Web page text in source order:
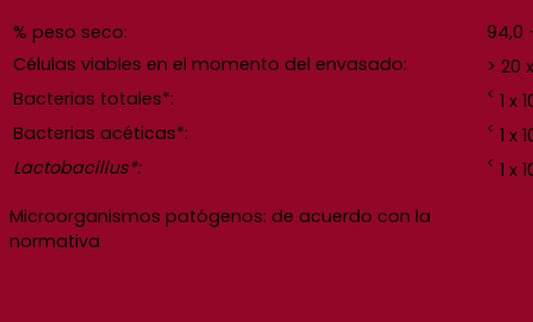
% peso seco:
94,0
Células viables en el momento del envasado:
> 20
Bacterias totales*:
< 1 x
Bacterias acéticas*:
< 1 x
Lactobacillus*:
< 1 x
Microorganismos patógenos: de acuerdo con la
normativa